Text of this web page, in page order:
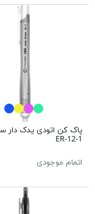
پاک
1-12-ER
اتمام موجودی